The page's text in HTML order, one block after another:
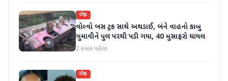
રાષ્ટ્રીય
વોલ્વો બસ ટ્રક સાથે અથડાઈ, બંને વાહનો કાબુ
ગુમાવીને પુલ પરથી પડી ગયા, 40 મુસાફરો ઘાયલ
2 કલાક પહેલા
રાષ્ટ્રીય